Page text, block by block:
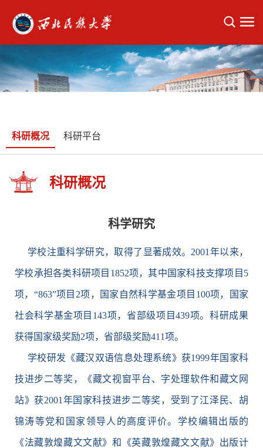
科研概况 科研平台
科研概况
科学研究
学校注重科学研究，取得了显著成效。2001年以来，
学校承担各类科研项目1852项，其中国家科技支撑项目5
项，“863”项目2项，国家自然科学基金项目100项，国家
社会科学基金项目143项，省部级项目439项。科研成果
获得国家级奖励2项，省部级奖励411项。
学校研发《藏汉双语信息处理系统》获1999年国家科
技进步二等奖，《藏文视窗平台、字处理软件和藏文网
站》获2001年国家科技进步二等奖，受到了江泽民、胡
锦涛等党和国家领导人的高度评价。学校编辑出版的
《法藏敦煌藏文文献》和《英藏敦煌藏文文献》出版计